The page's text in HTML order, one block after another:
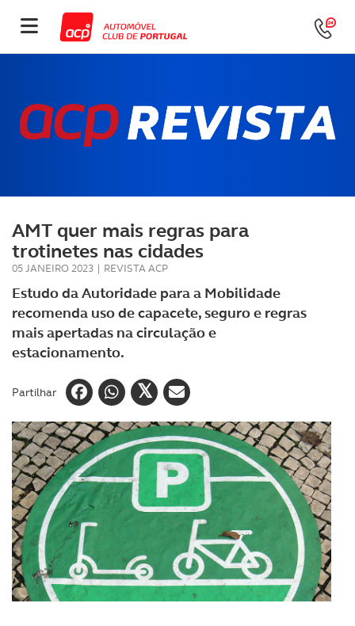
AMT quer mais regras para
trotinetes nas cidades
05 JANEIRO 2023 | REVISTA ACP
Estudo da Autoridade para a Mobilidade
recomenda uso de capacete, seguro e regras
mais apertadas na circulação e
estacionamento.
Partilhar